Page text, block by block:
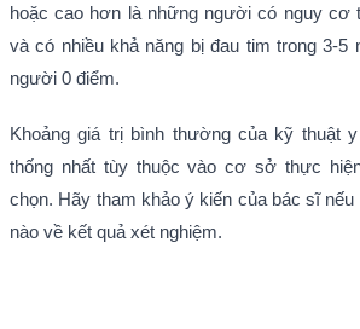
hoặc cao hơn là những người có nguy cơ
và có nhiều khả năng bị đau tim trong 3-
người 0 điểm.
Khoảng giá trị bình thường của kỹ thuật
thống nhất tùy thuộc vào cơ sở thực
chọn. Hãy tham khảo ý kiến của bác sĩ
nào về kết quả xét nghiệm.